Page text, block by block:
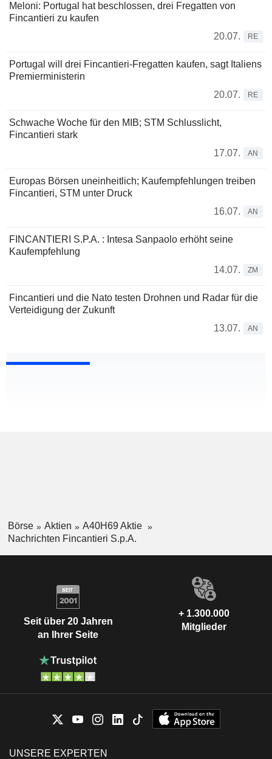
Meloni: Portugal hat beschlossen, drei Fregatten von
Fincantieri zu kaufen
20.07.
RE
Portugal will drei Fincantieri-Fregatten kaufen, sagt Italiens
Premierministerin
20.07.
RE
Schwache Woche für den MIB; STM Schlusslicht,
Fincantieri stark
17.07.
AN
Europas Börsen uneinheitlich; Kaufempfehlungen treiben
Fincantieri, STM unter Druck
16.07.
AN
FINCANTIERI S.P.A. : Intesa Sanpaolo erhöht seine
Kaufempfehlung
14.07.
ZM
Fincantieri und die Nato testen Drohnen und Radar für die
Verteidigung der Zukunft
13.07.
AN
Börse Aktien
A40H69 Aktie
Nachrichten Fincantieri S.p.A.
Seit über 20 Jahren
an Ihrer Seite
+ 1.300.000
Mitglieder
UNSERE EXPERTEN